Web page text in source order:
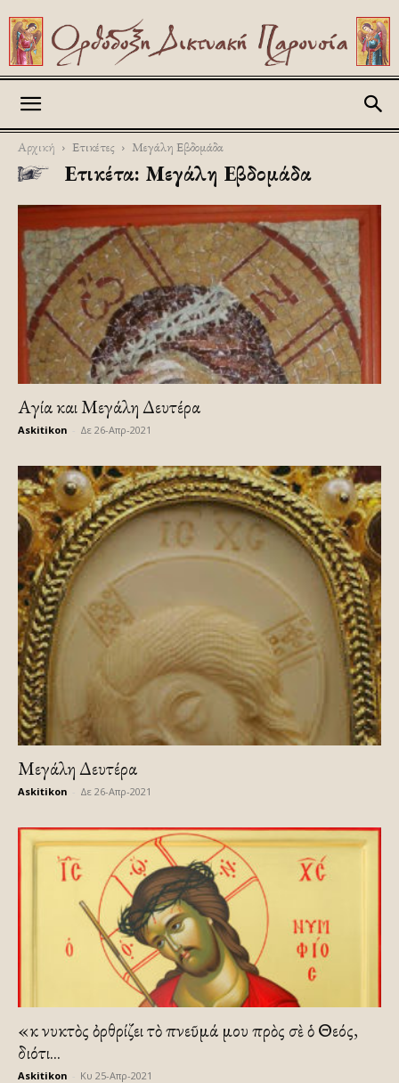
Αρχική Ετικέτες Μεγάλη Εβδομάδα
Ετικέτα: Μεγάλη Εβδομάδα
Αγία και Μεγάλη Δευτέρα
Askitikon Δε 26-Απρ-2021
Μεγάλη Δευτέρα
Askitikon Δε 26-Απρ-2021
«Ἐκ νυκτὸς ὀρθρίζει τὸ πνεῦμά μου πρὸς σὲ ὁ Θεός,
διότι...
Askitikon Κυ 25-Απρ-2021